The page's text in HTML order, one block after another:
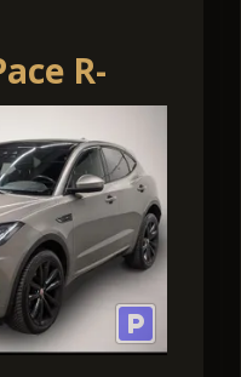
R-
SHZ/